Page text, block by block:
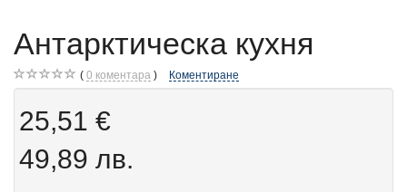
Антарктическа кухня
0 коментара Коментиране
25,51 €
49,89 лв.